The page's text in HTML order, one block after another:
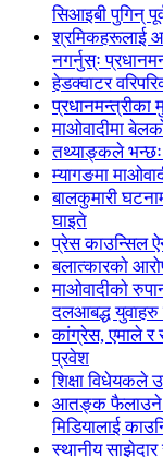
सिआइबी पुगिन्
श्रमिकहरूलाई
नगर्नुस्ः
हेडक्वाटर
प्रधानमन्त्रीका
माओवादीमा
तथ्याङ्कले
म्यागङमा
बालकुमारी
घाइते
प्रेस काउन्सिल
बलात्कारको
माओवादीको
दलआबद्ध युवाहरु
कांग्रेस, एमाले र
प्रवेश
शिक्षा विधेयकले
आतङ्क फैलाउने
मिडियालाई
स्थानीय